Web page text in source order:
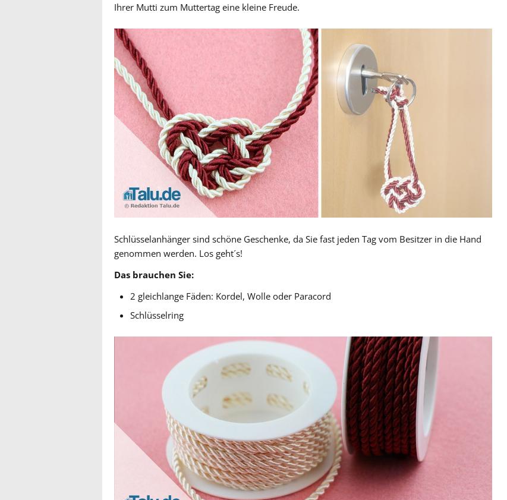
Ihrer Mutti zum Muttertag eine kleine Freude.
Schlüsselanhänger sind schöne Geschenke, da Sie fast jeden Tag vom Besitzer in die Hand
genommen werden. Los geht´s!
Das brauchen Sie:
2 gleichlange Fäden: Kordel, Wolle oder Paracord
Schlüsselring